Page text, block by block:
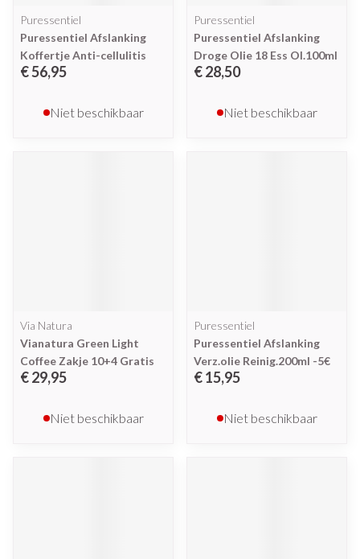
Puressentiel
Puressentiel Afslanking
Koffertje Anti-cellulitis
€ 56,95
Niet beschikbaar
Puressentiel
Puressentiel Afslanking
Droge Olie 18 Ess Ol.100ml
€ 28,50
Niet beschikbaar
Via Natura
Vianatura Green Light
Coffee Zakje 10+4 Gratis
€ 29,95
Niet beschikbaar
Puressentiel
Puressentiel Afslanking
Verz.olie Reinig.200ml -5€
€ 15,95
Niet beschikbaar